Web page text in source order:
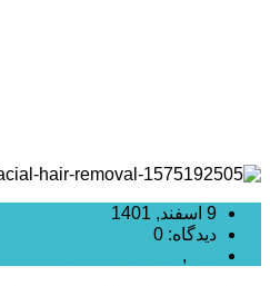
9 اسفند, 1401
دیدگاه: 0
,